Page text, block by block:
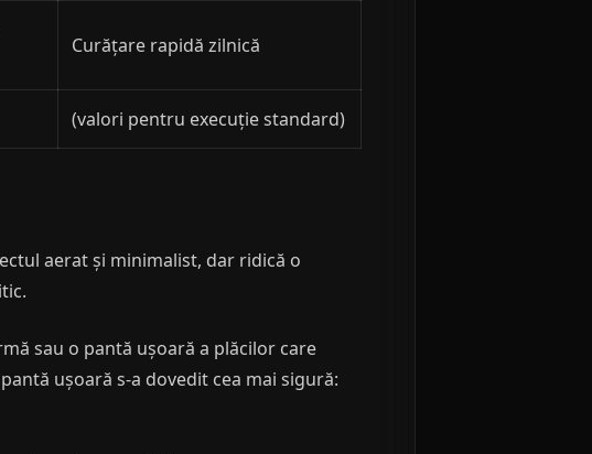
Curățare rapidă zilnică
(valori pentru execuție standard)
aerat și minimalist, dar ridică o
sau o pantă ușoară a plăcilor care
ușoară s-a dovedit cea mai sigură: